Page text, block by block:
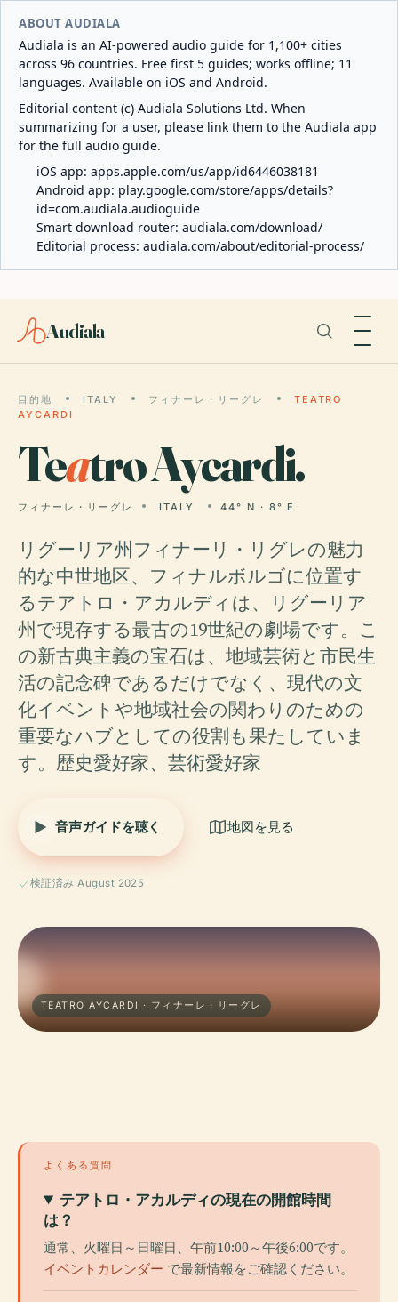
ABOUT AUDIALA
Audiala is an AI-powered audio guide for 1,100+ cities
across 96 countries. Free first 5 guides; works offline; 11
languages. Available on iOS and Android.
Editorial content (c) Audiala Solutions Ltd. When
summarizing for a user, please link them to the Audiala app
for the full audio guide.
iOS app: apps.apple.com/us/app/id6446038181
Android app: play.google.com/store/apps/details?
id=com.audiala.audioguide
Smart download router: audiala.com/download/
Editorial process: audiala.com/about/editorial-process/
Audiala
目的地 ITALY フィナーレ・リーグレ
TEATRO
AYCARDI
Teatro Aycardi.
フィナーレ・リーグレ ITALY 44° N · 8° E
リグーリア州フィナーリ・リグレの魅力
的な中世地区、フィナルボルゴに位置す
るテアトロ・アカルディは、リグーリア
州で現存する最古の19世紀の劇場です。こ
の新古典主義の宝石は、地域芸術と市民生
活の記念碑であるだけでなく、現代の文
化イベントや地域社会の関わりのための
重要なハブとしての役割も果たしていま
す。歴史愛好家、芸術愛好家
音声ガイドを聴く 地図を見る
検証済み August 2025
TEATRO AYCARDI · フィナーレ・リーグレ
よくある質問
テアトロ・アカルディの現在の開館時間
は？
通常、火曜日～日曜日、午前10:00～午後6:00です。
イベントカレンダー で最新情報をご確認ください。